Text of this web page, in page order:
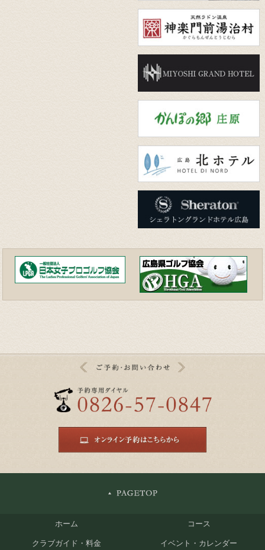
ホーム コース
クラブガイド・料金 イベント・カレンダー